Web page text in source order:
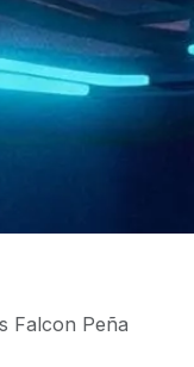
Falcon Peña